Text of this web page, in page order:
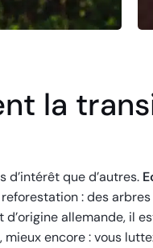
la
que d’autres.
: des
allemande, il
encore : vous